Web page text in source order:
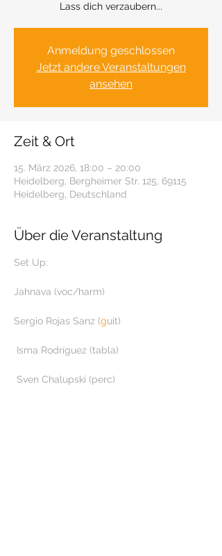
Lass dich verzaubern...
Anmeldung geschlossen
Jetzt andere Veranstaltungen
ansehen
Zeit & Ort
15. März 2026, 18:00 – 20:00
Heidelberg, Bergheimer Str. 125, 69115
Heidelberg, Deutschland
Über die Veranstaltung
Set Up:
Jahnava (voc/harm)
Sergio Rojas Sanz (guit)
Isma Rodríguez (tabla)
Sven Chalupski (perc)